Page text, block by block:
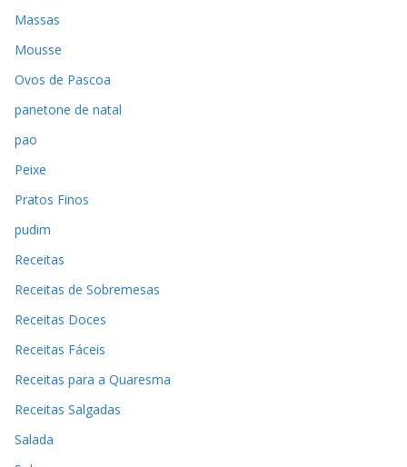
Massas
Mousse
Ovos de Pascoa
panetone de natal
pao
Peixe
Pratos Finos
pudim
Receitas
Receitas de Sobremesas
Receitas Doces
Receitas Fáceis
Receitas para a Quaresma
Receitas Salgadas
Salada